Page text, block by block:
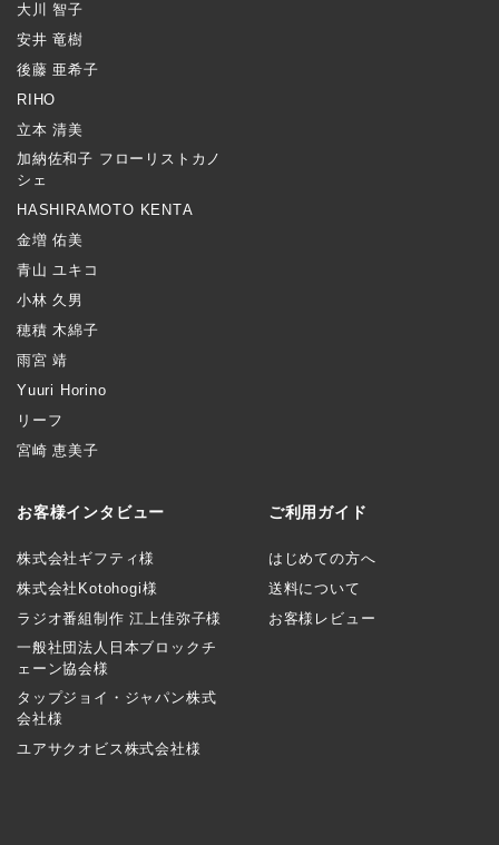
大川 智子
安井 竜樹
後藤 亜希子
RIHO
立本 清美
加納佐和子 フローリストカノ
シェ
HASHIRAMOTO KENTA
金増 佑美
青山 ユキコ
小林 久男
穂積 木綿子
雨宮 靖
Yuuri Horino
リーフ
宮崎 恵美子
お客様インタビュー
株式会社ギフティ様
株式会社Kotohogi様
ラジオ番組制作 江上佳弥子様
一般社団法人日本ブロックチ
ェーン協会様
タップジョイ・ジャパン株式
会社様
ユアサクオビス株式会社様
ご利用ガイド
はじめての方へ
送料について
お客様レビュー